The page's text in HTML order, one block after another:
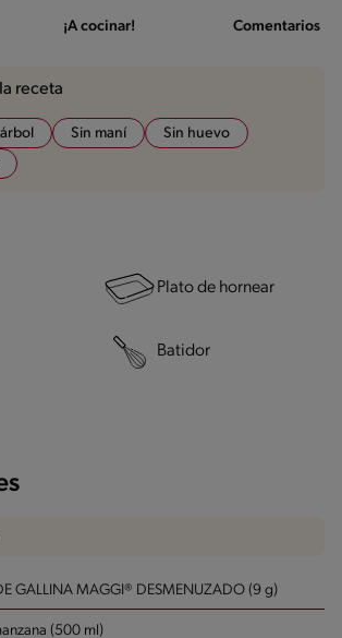
¡A cocinar! Comentarios
receta
Sin maní
Sin huevo
Plato de hornear
Batidor
GALLINA MAGGI® DESMENUZADO (9 g)
(500 ml)